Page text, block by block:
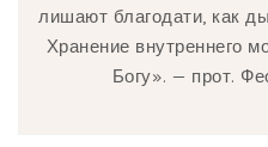
лишают благодати, как
Хранение внутреннего
Богу». — прот.